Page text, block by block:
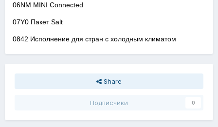
06NM MINI Connected
07Y0 Пакет Salt
0842 Исполнение для стран с холодным климатом
Share
Подписчики 0